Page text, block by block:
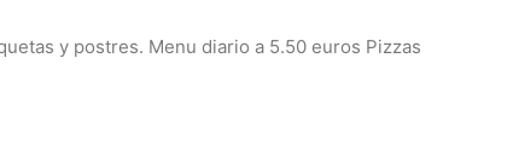
y postres. Menu diario a 5.50 euros Pizzas